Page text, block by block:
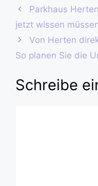
Parkhaus
jetzt wissen
Von Herten
So planen Sie die
Schreibe